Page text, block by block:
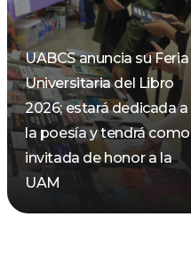
UABCS anuncia su Feria
Universitaria del Libro
2026; estará dedicada a
la poesía y tendrá como
invitada de honor a la
UAM